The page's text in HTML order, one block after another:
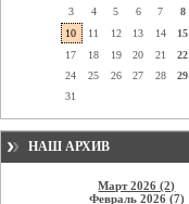
3
4 5 6 7 8
10
11 12 13 14 15
17
18 19 20 21 22
24
25 26 27 28 29
31
НАШ АРХИВ
Март 2026 (2)
Февраль 2026 (7)